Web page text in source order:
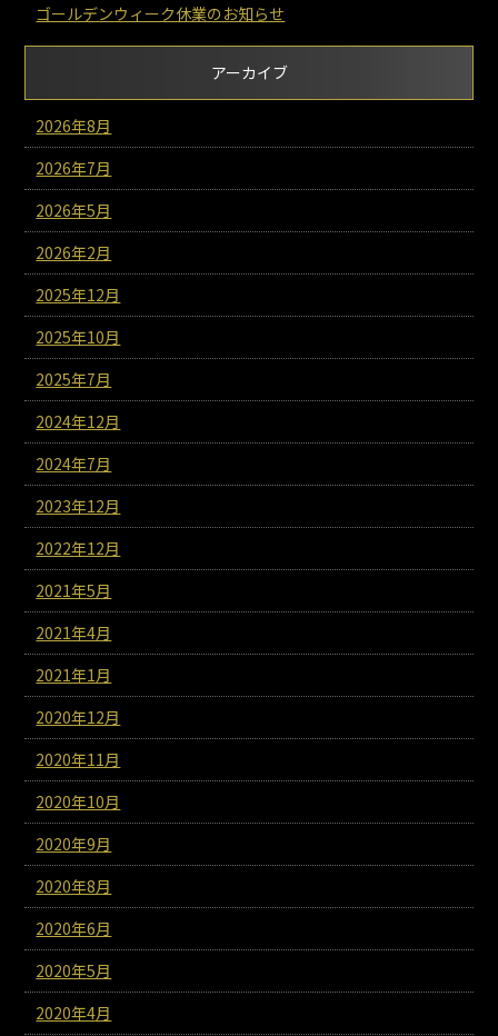
ゴールデンウィーク休業のお知らせ
アーカイブ
2026年8月
2026年7月
2026年5月
2026年2月
2025年12月
2025年10月
2025年7月
2024年12月
2024年7月
2023年12月
2022年12月
2021年5月
2021年4月
2021年1月
2020年12月
2020年11月
2020年10月
2020年9月
2020年8月
2020年6月
2020年5月
2020年4月